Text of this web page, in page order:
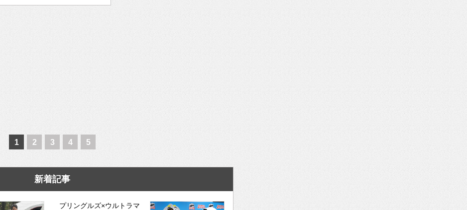
1 2 3 4 5
新着記事
プリングルズ×ウルトラマ